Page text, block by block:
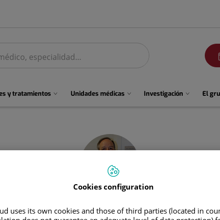
y tratamientos Unidades médicas Investigación El
EnriqueAramendia Salvador
Cookies configuration
uses its own cookies and those of third parties (located in